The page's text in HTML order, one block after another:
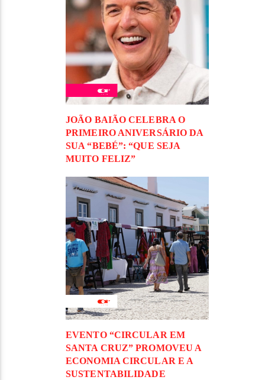
JOÃO BAIÃO CELEBRA O
PRIMEIRO ANIVERSÁRIO DA
SUA “BEBÉ”: “QUE SEJA
MUITO FELIZ”
EVENTO “CIRCULAR EM
SANTA CRUZ” PROMOVEU A
ECONOMIA CIRCULAR E A
SUSTENTABILIDADE